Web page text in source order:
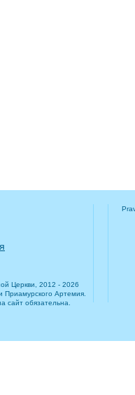
Церкви, 2012 - 2026
Приамурского Артемия.
сайт обязательна.